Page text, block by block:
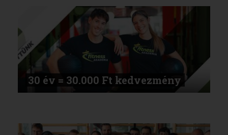
30 év = 30.000 Ft kedvezmény